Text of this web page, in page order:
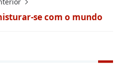
se com o mundo